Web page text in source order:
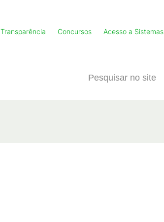
Transparência Concursos Acesso a Sistemas